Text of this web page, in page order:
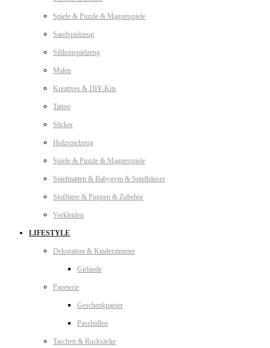
Spiele & Puzzle & Magnetspiele
Sandspielzeug
Silikonspielzeug
Malen
Kreatives & DIY-Kits
Tattoo
Sticker
Holzspielzeug
Spiele & Puzzle & Magnetspiele
Spielmatten & Babygym & Spielhäuser
Stofftiere & Puppen & Zubehör
Verkleiden
LIFESTYLE
Dekoration & Kinderzimmer
Girlande
Papeterie
Geschenkpapier
Passhüllen
Taschen & Rucksäcke